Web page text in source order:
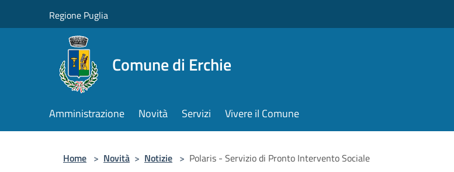
Regione Puglia
Comune di Erchie
Amministrazione Novità Servizi Vivere il Comune
Home > Novità > Notizie > Polaris - Servizio di Pronto Intervento Sociale